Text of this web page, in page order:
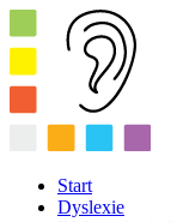
Start
Dyslexie